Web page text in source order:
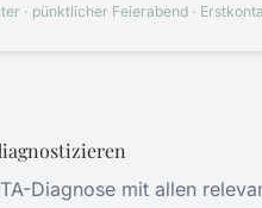
· pünktlicher Feierabend ·
Diagnose mit allen